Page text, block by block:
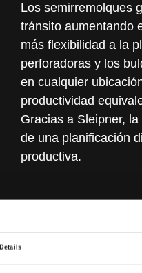
Details
Los semirremolques
tránsito aumentando
más flexibilidad a la
perforadoras y los
en cualquier
productividad
Gracias a Sleipner,
de una planificación
productiva.
Gracias a un